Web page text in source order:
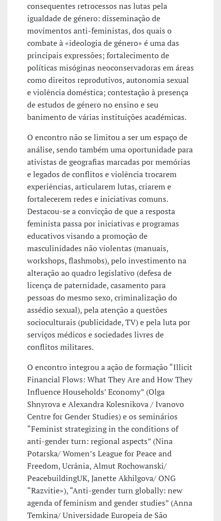
consequentes retrocessos nas lutas pela
igualdade de género: disseminação de
movimentos anti-feministas, dos quais o
combate à «ideologia de género» é uma das
principais expressões; fortalecimento de
políticas misóginas neoconservadoras em áreas
como direitos reprodutivos, autonomia sexual
e violência doméstica; contestação à presença
de estudos de género no ensino e seu
banimento de várias instituições académicas.
O encontro não se limitou a ser um espaço de
análise, sendo também uma oportunidade para
ativistas de geografias marcadas por memórias
e legados de conflitos e violência trocarem
experiências, articularem lutas, criarem e
fortalecerem redes e iniciativas comuns.
Destacou-se a convicção de que a resposta
feminista passa por iniciativas e programas
educativos visando a promoção de
masculinidades não violentas (manuais,
workshops, flashmobs), pelo investimento na
alteração ao quadro legislativo (defesa de
licença de paternidade, casamento para
pessoas do mesmo sexo, criminalização do
assédio sexual), pela atenção a questões
socioculturais (publicidade, TV) e pela luta por
serviços médicos e sociedades livres de
conflitos militares.
O encontro integrou a ação de formação “Illicit
Financial Flows: What They Are and How They
Influence Households’ Economy” (Olga
Shnyrova e Alexandra Kolesnikova / Ivanovo
Centre for Gender Studies) e os seminários
“Feminist strategizing in the conditions of
anti-gender turn: regional aspects” (Nina
Potarska/ Women’s League for Peace and
Freedom, Ucrânia, Almut Rochowanski/
PeacebuildingUK, Janette Akhilgova/ ONG
“Razvitie»), “Anti-gender turn globally: new
agenda of feminism and gender studies” (Anna
Temkina/ Universidade Europeia de São